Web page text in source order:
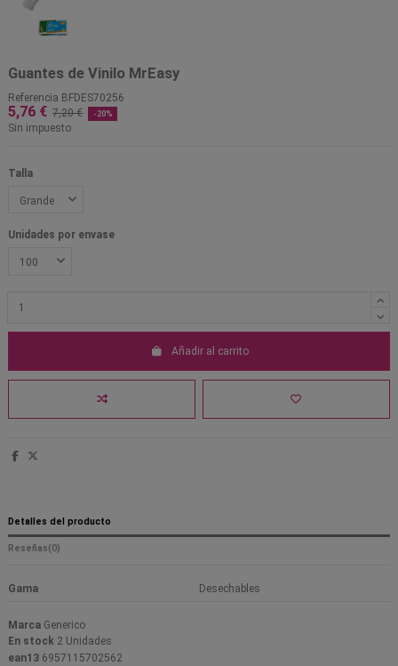
Guantes de Vinilo MrEasy
Referencia BFDES70256
5,76 € 7,20 € -20%
Sin impuesto
Talla
Unidades por envase
Añadir al carrito
Detalles del producto
Reseñas(0)
Gama Desechables
Marca Generico
En stock 2 Unidades
ean13 6957115702562